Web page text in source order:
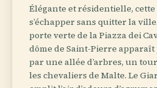
Élégante et résidentielle,
s’échapper sans quitter la
porte verte de la Piazza dei
dôme de Saint-Pierre
par une allée d’arbres, un
les chevaliers de Malte. Le